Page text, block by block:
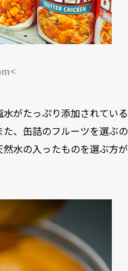
がたっぷり添加されている
、缶詰のフルーツを選ぶの
水の入ったものを選ぶ方が